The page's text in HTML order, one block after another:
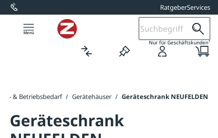
springen RatgeberServices
Nur für Geschäftskunden1
& Betriebsbedarf / Gerätehäuser / Geräteschrank NEUFELDEN
Geräteschrank